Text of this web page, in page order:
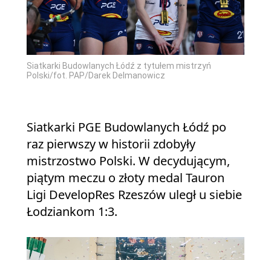
Siatkarki Budowlanych Łódź z tytułem mistrzyń
Polski/fot. PAP/Darek Delmanowicz
Siatkarki PGE Budowlanych Łódź po
raz pierwszy w historii zdobyły
mistrzostwo Polski. W decydującym,
piątym meczu o złoty medal Tauron
Ligi DevelopRes Rzeszów uległ u siebie
Łodziankom 1:3.